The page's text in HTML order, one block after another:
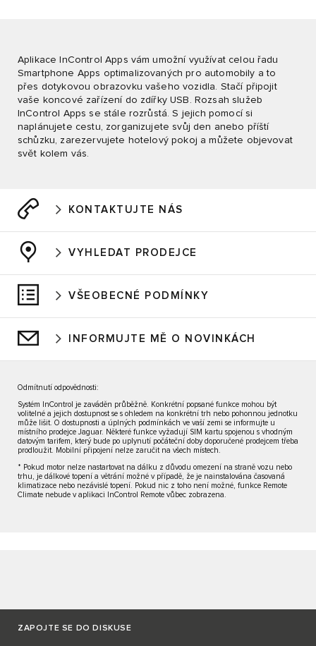
Aplikace InControl Apps vám umožní využívat celou řadu
Smartphone Apps optimalizovaných pro automobily a to
přes dotykovou obrazovku vašeho vozidla. Stačí připojit
vaše koncové zařízení do zdířky USB. Rozsah služeb
InControl Apps se stále rozrůstá. S jejich pomocí si
naplánujete cestu, zorganizujete svůj den anebo příští
schůzku, zarezervujete hotelový pokoj a můžete objevovat
svět kolem vás.
KONTAKTUJTE NÁS
VYHLEDAT PRODEJCE
VŠEOBECNÉ PODMÍNKY
INFORMUJTE MĚ O NOVINKÁCH
Odmítnutí odpovědnosti:
Systém InControl je zaváděn průběžně. Konkrétní popsané funkce mohou být
volitelné a jejich dostupnost se s ohledem na konkrétní trh nebo pohonnou jednotku
může lišit. O dostupnosti a úplných podmínkách ve vaší zemi se informujte u
místního prodejce Jaguar. Některé funkce vyžadují SIM kartu spojenou s vhodným
datovým tarifem, který bude po uplynutí počáteční doby doporučené prodejcem třeba
prodloužit. Mobilní připojení nelze zaručit na všech místech.
* Pokud motor nelze nastartovat na dálku z důvodu omezení na straně vozu nebo
trhu, je dálkové topení a větrání možné v případě, že je nainstalována časovaná
klimatizace nebo nezávislé topení. Pokud nic z toho není možné, funkce Remote
Climate nebude v aplikaci InControl Remote vůbec zobrazena.
ZAPOJTE SE DO DISKUSE